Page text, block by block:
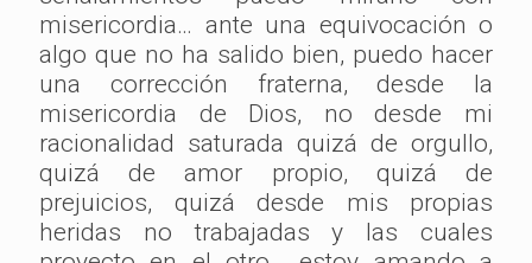
misericordia… ante una equivocación o
algo que no ha salido bien, puedo hacer
una corrección fraterna, desde la
misericordia de Dios, no desde mi
racionalidad saturada quizá de orgullo,
quizá de amor propio, quizá de
prejuicios, quizá desde mis propias
heridas no trabajadas y las cuales